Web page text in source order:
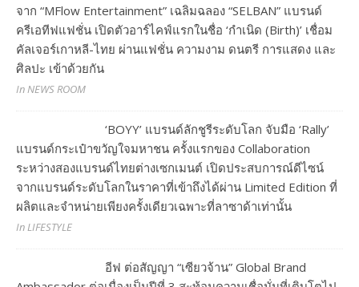
จาก “MFlow Entertainment” เฉลิมฉลอง “SELBAN” แบรนด์
ครีเอทีฟแฟชั่น เปิดตัวอาร์ไคฟ์แรกในชื่อ ‘กำเนิด (Birth)’ เชื่อม
คัลเจอร์เกาหลี-ไทย ผ่านแฟชั่น ความงาม ดนตรี การแสดง และ
ศิลปะ เข้าด้วยกัน
In NEWS ROOM
‘BOYY’ แบรนด์ลักชูรีระดับโลก จับมือ ‘Rally’
แบรนด์กระเป๋าขวัญใจมหาชน ครั้งแรกของ Collaboration
ระหว่างสองแบรนด์ไทยต่างเซกเมนต์ เปิดประสบการณ์ดีไซน์
จากแบรนด์ระดับโลกในราคาที่เข้าถึงได้ผ่าน Limited Edition ที่
ผลิตและจำหน่ายเพียงครั้งเดียวเฉพาะที่ลาซาด้าเท่านั้น
In LIFESTYLE
อีฟ ต่อสัญญา “เซียวจ้าน” Global Brand